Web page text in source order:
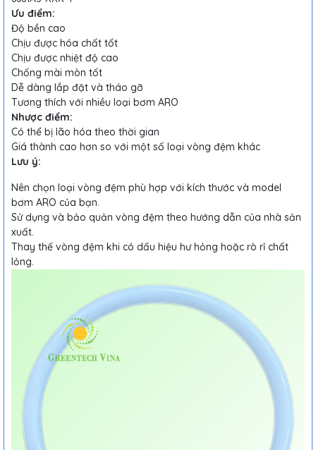
Ưu điểm:
Độ bền cao
Chịu được hóa chất tốt
Chịu được nhiệt độ cao
Chống mài mòn tốt
Dễ dàng lắp đặt và tháo gỡ
Tương thích với nhiều loại bơm ARO
Nhược điểm:
Có thể bị lão hóa theo thời gian
Giá thành cao hơn so với một số loại vòng đệm khác
Lưu ý:
Nên chọn loại vòng đệm phù hợp với kích thước và model
bơm ARO của bạn.
Sử dụng và bảo quản vòng đệm theo hướng dẫn của nhà sản
xuất.
Thay thế vòng đệm khi có dấu hiệu hư hỏng hoặc rò rỉ chất
lỏng.